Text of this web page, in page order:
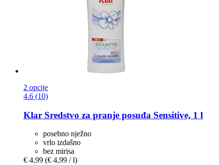
2 opcije
4.6 (10)
Klar Sredstvo za pranje posuđa Sensitive, 1 l
posebno nježno
vrlo izdašno
bez mirisa
€ 4,99 (€ 4,99 / l)